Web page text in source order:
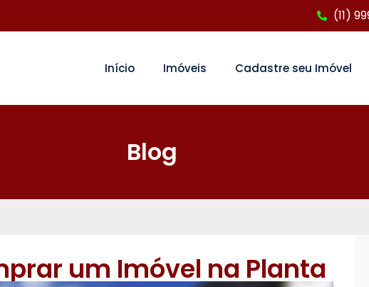
(11)
Início Imóveis Cadastre seu Imóvel
Blog
um Imóvel na Planta